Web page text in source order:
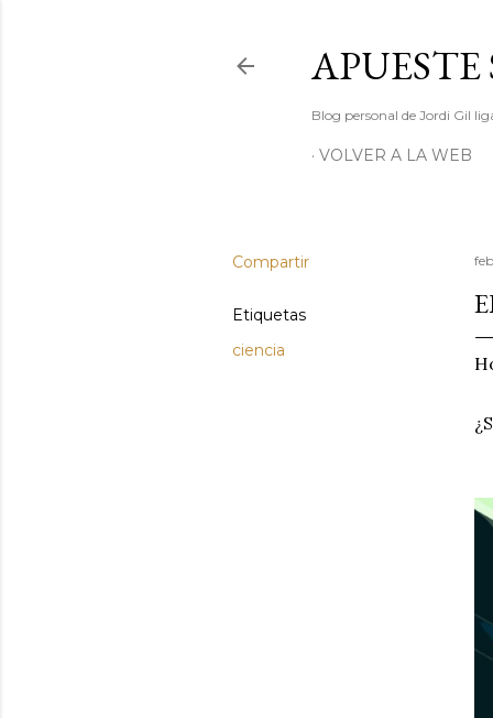
Blog personal de Jordi Gil
VOLVER A LA WEB
Compartir
Etiquetas
ciencia